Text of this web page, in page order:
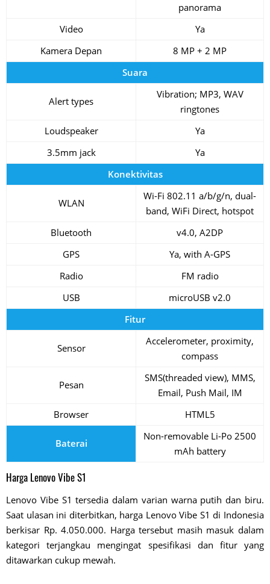
panorama
Video
Ya
Kamera Depan
8 MP + 2 MP
Suara
Alert types
Vibration; MP3, WAV
ringtones
Loudspeaker
Ya
3.5mm jack
Ya
Konektivitas
WLAN
Wi-Fi 802.11 a/b/g/n, dual-
band, WiFi Direct, hotspot
Bluetooth
v4.0, A2DP
GPS
Ya, with A-GPS
Radio
FM radio
USB
microUSB v2.0
Fitur
Sensor
Accelerometer, proximity,
compass
Pesan
SMS(threaded view), MMS,
Email, Push Mail, IM
Browser
HTML5
Baterai
Non-removable Li-Po 2500
mAh battery
Harga Lenovo Vibe S1
Lenovo Vibe S1 tersedia dalam varian warna putih dan biru.
Saat ulasan ini diterbitkan, harga Lenovo Vibe S1 di Indonesia
berkisar Rp. 4.050.000. Harga tersebut masih masuk dalam
kategori terjangkau mengingat spesifikasi dan fitur yang
ditawarkan cukup mewah.